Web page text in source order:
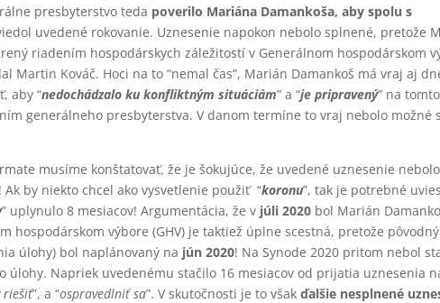
presbyterstvo teda poverilo Mariána Damankoša, aby spolu s
uvedené rokovanie. Uznesenie napokon nebolo splnené, pretože
riadením hospodárskych záležitostí v Generálnom hospodárskom
Martin Kováč. Hoci na to “nemal čas”, Marián Damankoš má vraj aj
aby “nedochádzalo ku konfliktným situáciám” a “je pripravený” na tomto
generálneho presbyterstva. V danom termíne to vraj nebolo možné
musíme konštatovať, že je šokujúce, že uvedené uznesenie
by niekto chcel ako vysvetlenie použiť “koronu”, tak je potrebné
” uplynulo 8 mesiacov! Argumentácia, že v júli 2020 bol Marián
hospodárskom výbore (GHV) je taktiež úplne scestná, pretože
úlohy) bol naplánovaný na jún 2020! Na Synode 2020 pritom nebol
úlohy. Napriek uvedenému stačilo 16 mesiacov od prijatia uznesenia
riešiť”, a “ospravedlniť sa”. V skutočnosti je to všakďalšie nesplnené